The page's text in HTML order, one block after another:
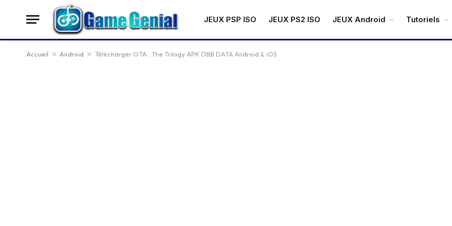
JEUX PSP ISO JEUX PS2 ISO JEUX Android Tutoriels
Accueil » Android » Télécharger GTA : The Trilogy APK OBB DATA Android & iOS